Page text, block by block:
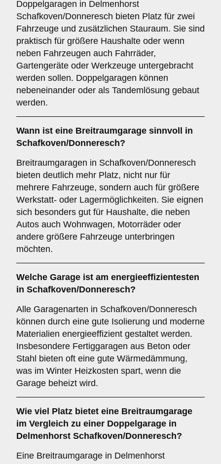
Doppelgaragen in Delmenhorst
Schafkoven/Donneresch bieten Platz für zwei
Fahrzeuge und zusätzlichen Stauraum. Sie sind
praktisch für größere Haushalte oder wenn
neben Fahrzeugen auch Fahrräder,
Gartengeräte oder Werkzeuge untergebracht
werden sollen. Doppelgaragen können
nebeneinander oder als Tandemlösung gebaut
werden.
Wann ist eine Breitraumgarage sinnvoll in
Schafkoven/Donneresch?
Breitraumgaragen in Schafkoven/Donneresch
bieten deutlich mehr Platz, nicht nur für
mehrere Fahrzeuge, sondern auch für größere
Werkstatt- oder Lagermöglichkeiten. Sie eignen
sich besonders gut für Haushalte, die neben
Autos auch Wohnwagen, Motorräder oder
andere größere Fahrzeuge unterbringen
möchten.
Welche Garage ist am energieeffizientesten
in Schafkoven/Donneresch?
Alle Garagenarten in Schafkoven/Donneresch
können durch eine gute Isolierung und moderne
Materialien energieeffizient gestaltet werden.
Insbesondere Fertiggaragen aus Beton oder
Stahl bieten oft eine gute Wärmedämmung,
was im Winter Heizkosten spart, wenn die
Garage beheizt wird.
Wie viel Platz bietet eine Breitraumgarage
im Vergleich zu einer Doppelgarage in
Delmenhorst Schafkoven/Donneresch?
Eine Breitraumgarage in Delmenhorst